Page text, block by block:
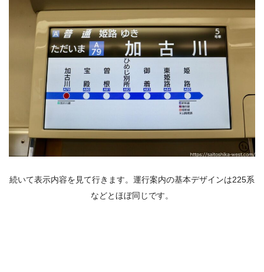
続いて表示内容を見て行きます。運行案内の基本デザインは225系
などとほぼ同じです。